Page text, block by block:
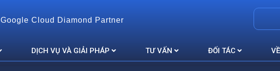
Google Cloud Diamond Partner
DỊCH VỤ VÀ GIẢI PHÁP TƯ VẤN ĐỐI TÁC